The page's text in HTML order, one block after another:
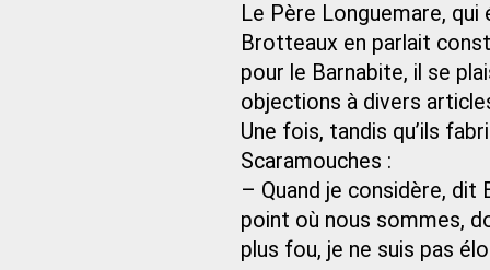
Le Père Longuemare,
Brotteaux en parlait
pour le Barnabite, il se
objections à divers
Une fois, tandis qu’ils
Scaramouches :
– Quand je considère,
point où nous sommes,
plus fou, je ne suis pas